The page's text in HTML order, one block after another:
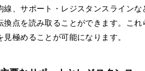
、サポート・レジスタンスライン
換点を読み取ることができます。こ
極めることが可能になります。